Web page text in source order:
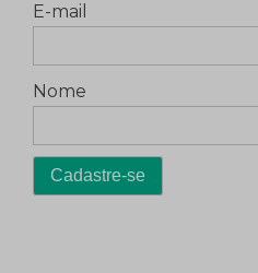
E-mail
Nome